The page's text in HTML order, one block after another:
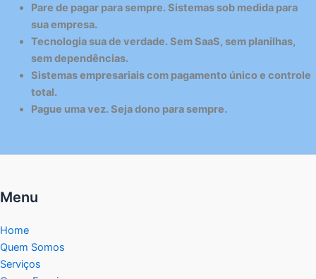
Pare de pagar para sempre. Sistemas sob medida para
sua empresa.
Tecnologia sua de verdade. Sem SaaS, sem planilhas,
sem dependências.
Sistemas empresariais com pagamento único e controle
total.
Pague uma vez. Seja dono para sempre.
Menu
Home
Quem Somos
Serviços